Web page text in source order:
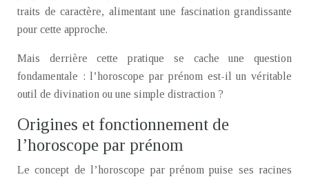
traits de caractère, alimentant une fascination grandissante
pour cette approche.
Mais derrière cette pratique se cache une question
fondamentale : l’horoscope par prénom est-il un véritable
outil de divination ou une simple distraction ?
Origines et fonctionnement de
l’horoscope par prénom
Le concept de l’horoscope par prénom puise ses racines